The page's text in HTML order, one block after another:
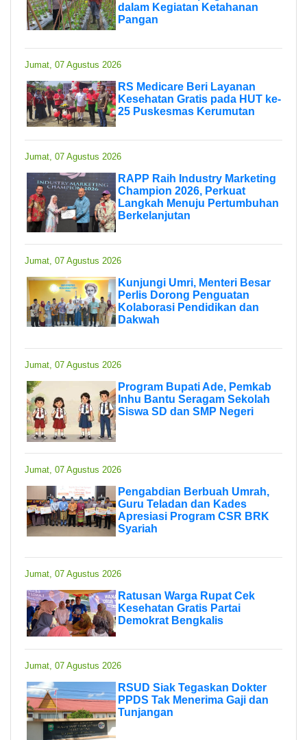
dalam Kegiatan Ketahanan
Pangan
Jumat, 07 Agustus 2026
RS Medicare Beri Layanan
Kesehatan Gratis pada HUT ke-
25 Puskesmas Kerumutan
Jumat, 07 Agustus 2026
RAPP Raih Industry Marketing
Champion 2026, Perkuat
Langkah Menuju Pertumbuhan
Berkelanjutan
Jumat, 07 Agustus 2026
Kunjungi Umri, Menteri Besar
Perlis Dorong Penguatan
Kolaborasi Pendidikan dan
Dakwah
Jumat, 07 Agustus 2026
Program Bupati Ade, Pemkab
Inhu Bantu Seragam Sekolah
Siswa SD dan SMP Negeri
Jumat, 07 Agustus 2026
Pengabdian Berbuah Umrah,
Guru Teladan dan Kades
Apresiasi Program CSR BRK
Syariah
Jumat, 07 Agustus 2026
Ratusan Warga Rupat Cek
Kesehatan Gratis Partai
Demokrat Bengkalis
Jumat, 07 Agustus 2026
RSUD Siak Tegaskan Dokter
PPDS Tak Menerima Gaji dan
Tunjangan